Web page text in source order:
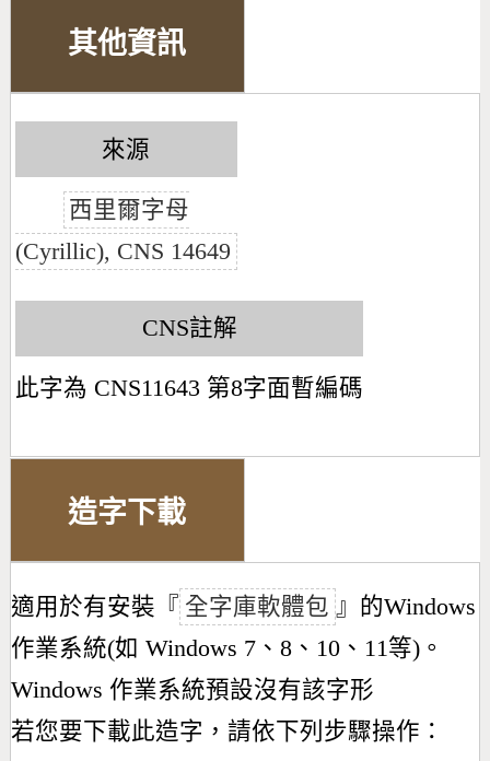
其他資訊
來源
西里爾字母
(Cyrillic), CNS 14649
CNS註解
此字為 CNS11643 第8字面暫編碼
造字下載
適用於有安裝『 全字庫軟體包 』的Windows
作業系統(如 Windows 7、8、10、11等)。
Windows 作業系統預設沒有該字形
若您要下載此造字，請依下列步驟操作：